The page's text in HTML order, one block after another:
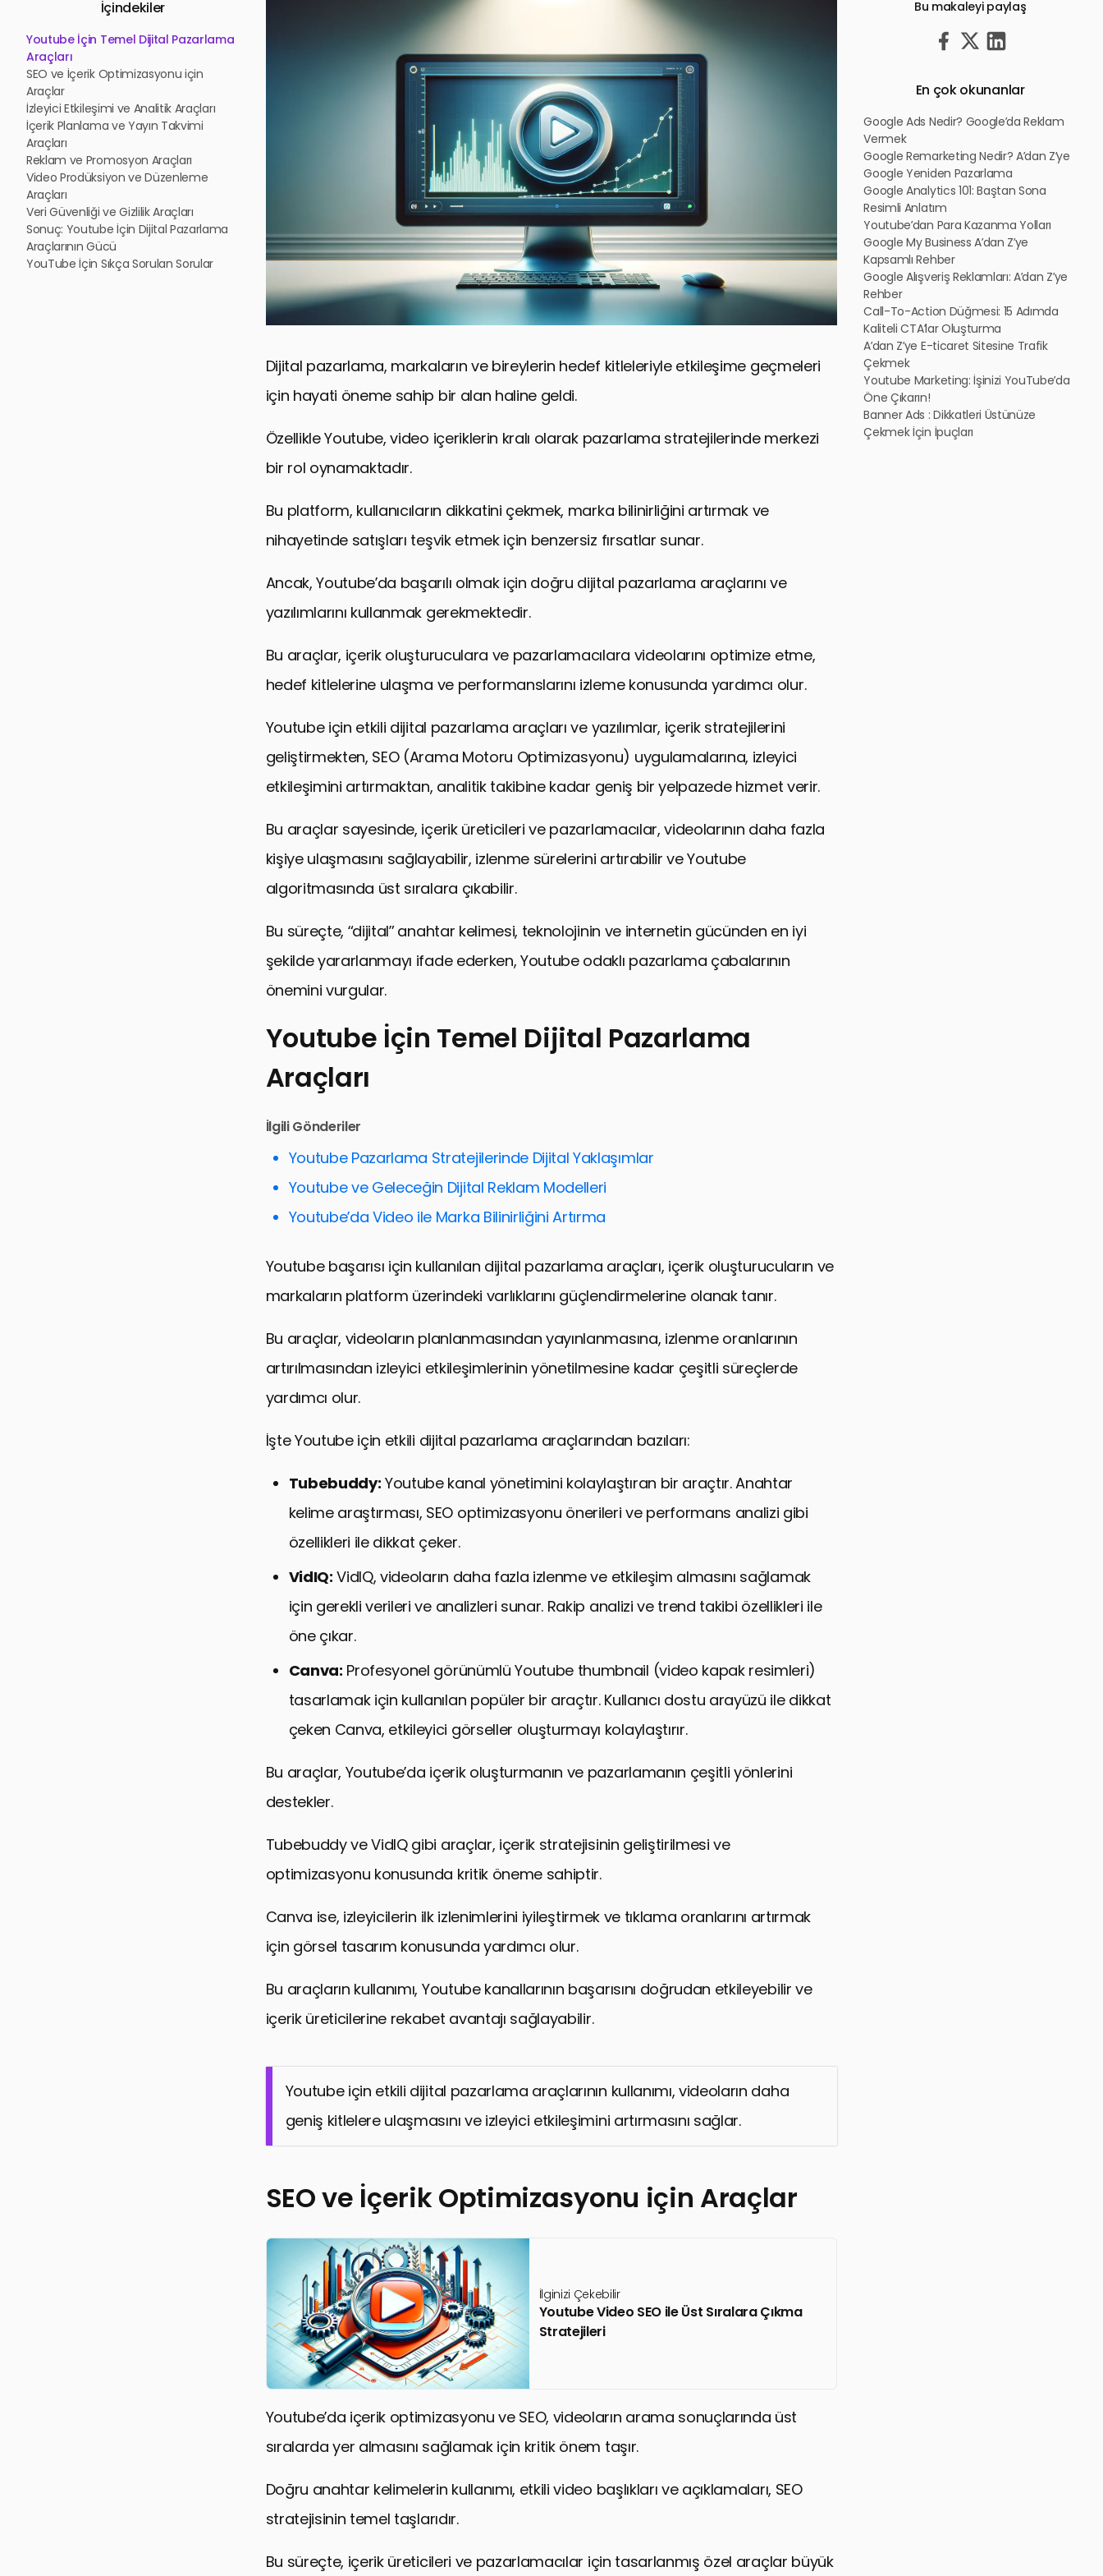
İçindekiler
Youtube İçin Temel Dijital Pazarlama
Araçları
SEO ve İçerik Optimizasyonu için
Araçlar
İzleyici Etkileşimi ve Analitik Araçları
İçerik Planlama ve Yayın Takvimi
Araçları
Reklam ve Promosyon Araçları
Video Prodüksiyon ve Düzenleme
Araçları
Veri Güvenliği ve Gizlilik Araçları
Sonuç: Youtube İçin Dijital Pazarlama
Araçlarının Gücü
YouTube İçin Sıkça Sorulan Sorular
Dijital pazarlama, markaların ve bireylerin hedef kitleleriyle etkileşime geçmeleri
için hayati öneme sahip bir alan haline geldi.
Özellikle Youtube, video içeriklerin kralı olarak pazarlama stratejilerinde merkezi
bir rol oynamaktadır.
Bu platform, kullanıcıların dikkatini çekmek, marka bilinirliğini artırmak ve
nihayetinde satışları teşvik etmek için benzersiz fırsatlar sunar.
Ancak, Youtube’da başarılı olmak için doğru dijital pazarlama araçlarını ve
yazılımlarını kullanmak gerekmektedir.
Bu araçlar, içerik oluşturuculara ve pazarlamacılara videolarını optimize etme,
hedef kitlelerine ulaşma ve performanslarını izleme konusunda yardımcı olur.
Youtube için etkili dijital pazarlama araçları ve yazılımlar, içerik stratejilerini
geliştirmekten, SEO (Arama Motoru Optimizasyonu) uygulamalarına, izleyici
etkileşimini artırmaktan, analitik takibine kadar geniş bir yelpazede hizmet verir.
Bu araçlar sayesinde, içerik üreticileri ve pazarlamacılar, videolarının daha fazla
kişiye ulaşmasını sağlayabilir, izlenme sürelerini artırabilir ve Youtube
algoritmasında üst sıralara çıkabilir.
Bu süreçte, “dijital” anahtar kelimesi, teknolojinin ve internetin gücünden en iyi
şekilde yararlanmayı ifade ederken, Youtube odaklı pazarlama çabalarının
önemini vurgular.
Youtube İçin Temel Dijital Pazarlama Araçları
İçerik Planlama ve Yayın Takvimi Araçları
Reklam ve Promosyon Araçları
Video Prodüksiyon ve Düzenleme Araçları
Veri Güvenliği ve Gizlilik Araçları
Sonuç: Youtube İçin Dijital Pazarlama Araçlarının Gücü
Youtube İçin Temel Dijital Pazarlama
Araçları
İlgili Gönderiler
Youtube Pazarlama Stratejilerinde Dijital Yaklaşımlar
Youtube ve Geleceğin Dijital Reklam Modelleri
Youtube’da Video ile Marka Bilinirliğini Artırma
Youtube başarısı için kullanılan dijital pazarlama araçları, içerik oluşturucuların ve
markaların platform üzerindeki varlıklarını güçlendirmelerine olanak tanır.
Bu araçlar, videoların planlanmasından yayınlanmasına, izlenme oranlarının
artırılmasından izleyici etkileşimlerinin yönetilmesine kadar çeşitli süreçlerde
yardımcı olur.
İşte Youtube için etkili dijital pazarlama araçlarından bazıları:
Tubebuddy: Youtube kanal yönetimini kolaylaştıran bir araçtır. Anahtar
kelime araştırması, SEO optimizasyonu önerileri ve performans analizi gibi
özellikleri ile dikkat çeker.
VidIQ: VidIQ, videoların daha fazla izlenme ve etkileşim almasını sağlamak
için gerekli verileri ve analizleri sunar. Rakip analizi ve trend takibi özellikleri ile
öne çıkar.
Canva: Profesyonel görünümlü Youtube thumbnail (video kapak resimleri)
tasarlamak için kullanılan popüler bir araçtır. Kullanıcı dostu arayüzü ile dikkat
çeken Canva, etkileyici görseller oluşturmayı kolaylaştırır.
Bu araçlar, Youtube’da içerik oluşturmanın ve pazarlamanın çeşitli yönlerini
destekler.
Tubebuddy ve VidIQ gibi araçlar, içerik stratejisinin geliştirilmesi ve
optimizasyonu konusunda kritik öneme sahiptir.
Canva ise, izleyicilerin ilk izlenimlerini iyileştirmek ve tıklama oranlarını artırmak
için görsel tasarım konusunda yardımcı olur.
Bu araçların kullanımı, Youtube kanallarının başarısını doğrudan etkileyebilir ve
içerik üreticilerine rekabet avantajı sağlayabilir.
Youtube için etkili dijital pazarlama araçlarının kullanımı, videoların daha
geniş kitlelere ulaşmasını ve izleyici etkileşimini artırmasını sağlar.
SEO ve İçerik Optimizasyonu için Araçlar
İlginizi Çekebilir
Youtube Video SEO ile Üst Sıralara Çıkma
Stratejileri
Youtube’da içerik optimizasyonu ve SEO, videoların arama sonuçlarında üst
sıralarda yer almasını sağlamak için kritik önem taşır.
Doğru anahtar kelimelerin kullanımı, etkili video başlıkları ve açıklamaları, SEO
stratejisinin temel taşlarıdır.
Bu süreçte, içerik üreticileri ve pazarlamacılar için tasarlanmış özel araçlar büyük
Bu makaleyi paylaş
En çok okunanlar
Google Ads Nedir? Google’da Reklam
Vermek
Google Remarketing Nedir? A’dan Z’ye
Google Yeniden Pazarlama
Google Analytics 101: Baştan Sona
Resimli Anlatım
Youtube’dan Para Kazanma Yolları
Google My Business A’dan Z’ye
Kapsamlı Rehber
Google Alışveriş Reklamları: A’dan Z’ye
Rehber
Call-To-Action Düğmesi: 15 Adımda
Kaliteli CTA’lar Oluşturma
A’dan Z’ye E-ticaret Sitesine Trafik
Çekmek
Youtube Marketing: İşinizi YouTube’da
Öne Çıkarın!
Banner Ads : Dikkatleri Üstünüze
Çekmek İçin İpuçları